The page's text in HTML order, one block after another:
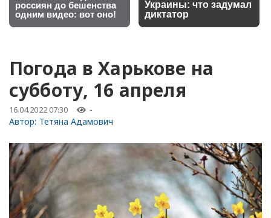
Погода в Харькове на
субботу, 16 апреля
16.04.2022 07:30 -
Автор: Тетяна Адамович